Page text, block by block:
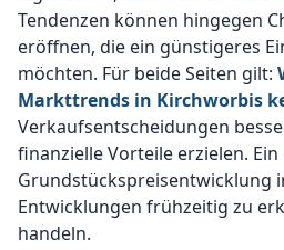
Tendenzen können hingegen
eröffnen, die ein günstigeres
möchten. Für beide Seiten gilt:
Markttrends in Kirchworbis
Verkaufsentscheidungen
finanzielle Vorteile erzielen.
Grundstückspreisentwicklung
Entwicklungen frühzeitig zu
handeln.